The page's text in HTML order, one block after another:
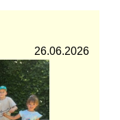
26.06.2026